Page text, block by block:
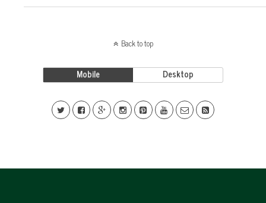
Back to top
Mobile Desktop